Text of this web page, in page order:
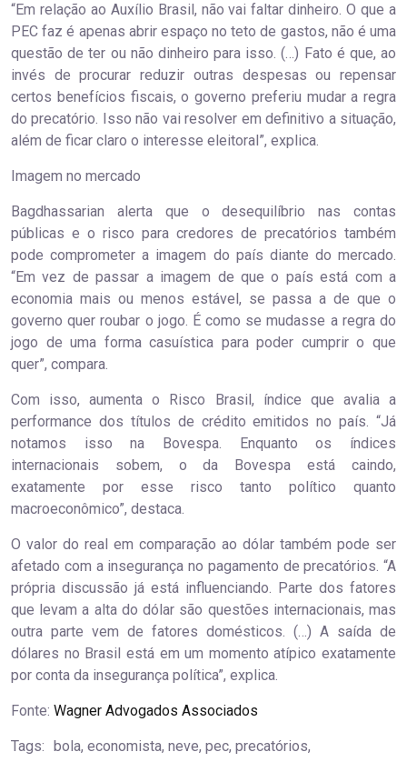
“Em relação ao Auxílio Brasil, não vai faltar dinheiro. O que a
PEC faz é apenas abrir espaço no teto de gastos, não é uma
questão de ter ou não dinheiro para isso. (…) Fato é que, ao
invés de procurar reduzir outras despesas ou repensar
certos benefícios fiscais, o governo preferiu mudar a regra
do precatório. Isso não vai resolver em definitivo a situação,
além de ficar claro o interesse eleitoral”, explica.
Imagem no mercado
Bagdhassarian alerta que o desequilíbrio nas contas
públicas e o risco para credores de precatórios também
pode comprometer a imagem do país diante do mercado.
“Em vez de passar a imagem de que o país está com a
economia mais ou menos estável, se passa a de que o
governo quer roubar o jogo. É como se mudasse a regra do
jogo de uma forma casuística para poder cumprir o que
quer”, compara.
Com isso, aumenta o Risco Brasil, índice que avalia a
performance dos títulos de crédito emitidos no país. “Já
notamos isso na Bovespa. Enquanto os índices
internacionais sobem, o da Bovespa está caindo,
exatamente por esse risco tanto político quanto
macroeconômico”, destaca.
O valor do real em comparação ao dólar também pode ser
afetado com a insegurança no pagamento de precatórios. “A
própria discussão já está influenciando. Parte dos fatores
que levam a alta do dólar são questões internacionais, mas
outra parte vem de fatores domésticos. (…) A saída de
dólares no Brasil está em um momento atípico exatamente
por conta da insegurança política”, explica.
Fonte: Wagner Advogados Associados
Tags: bola, economista, neve, pec, precatórios,